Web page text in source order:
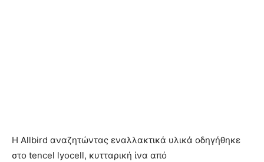
Η Allbird αναζητώντας εναλλακτικά υλικά οδηγήθηκε
στο tencel lyocell, κυτταρική ίνα από